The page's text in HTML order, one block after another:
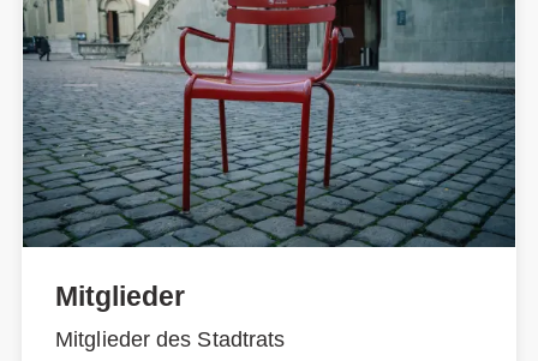
Mitglieder
Mitglieder des Stadtrats